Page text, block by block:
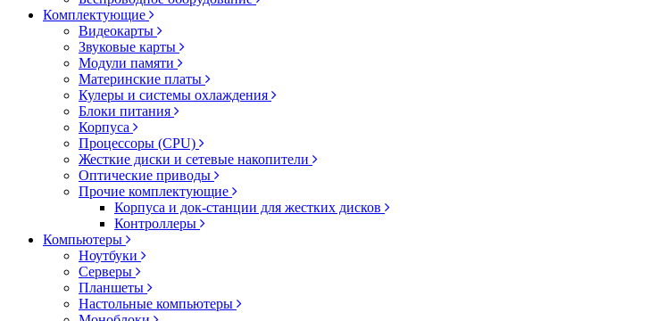
Комплектующие
Видеокарты
Звуковые карты
Модули памяти
Материнские платы
Кулеры и системы охлаждения
Блоки питания
Корпуса
Процессоры (CPU)
Жесткие диски и сетевые накопители
Оптические приводы
Прочие комплектующие
Корпуса и док-станции для жестких дисков
Контроллеры
Компьютеры
Ноутбуки
Серверы
Планшеты
Настольные компьютеры